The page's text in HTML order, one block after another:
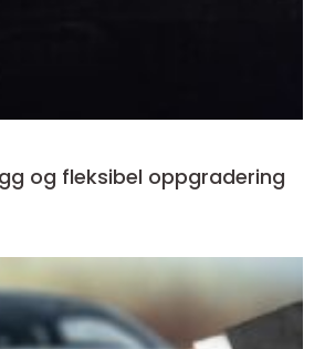
og fleksibel oppgradering